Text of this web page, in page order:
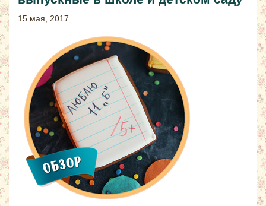
15 мая, 2017